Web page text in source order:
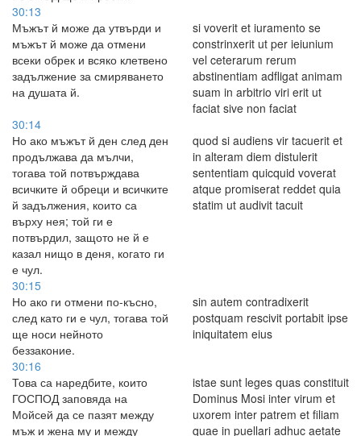
30:13
Мъжът й може да утвърди и
мъжът й може да отмени
всеки обрек и всяко клетвено
задължение за смиряването
на душата й.
si voverit et iuramento se
constrinxerit ut per ieiunium
vel ceterarum rerum
abstinentiam adfligat animam
suam in arbitrio viri erit ut
faciat sive non faciat
30:14
Но ако мъжът й ден след ден
продължава да мълчи,
тогава той потвърждава
всичките й обреци и всичките
й задължения, които са
върху нея; той ги е
потвърдил, защото не й е
казал нищо в деня, когато ги
е чул.
quod si audiens vir tacuerit et
in alteram diem distulerit
sententiam quicquid voverat
atque promiserat reddet quia
statim ut audivit tacuit
30:15
Но ако ги отмени по-късно,
след като ги е чул, тогава той
ще носи нейното
беззаконие.
sin autem contradixerit
postquam rescivit portabit ipse
iniquitatem eius
30:16
Това са наредбите, които
ГОСПОД заповяда на
Мойсей да се пазят между
мъж и жена му и между
istae sunt leges quas constituit
Dominus Mosi inter virum et
uxorem inter patrem et filiam
quae in puellari adhuc aetate